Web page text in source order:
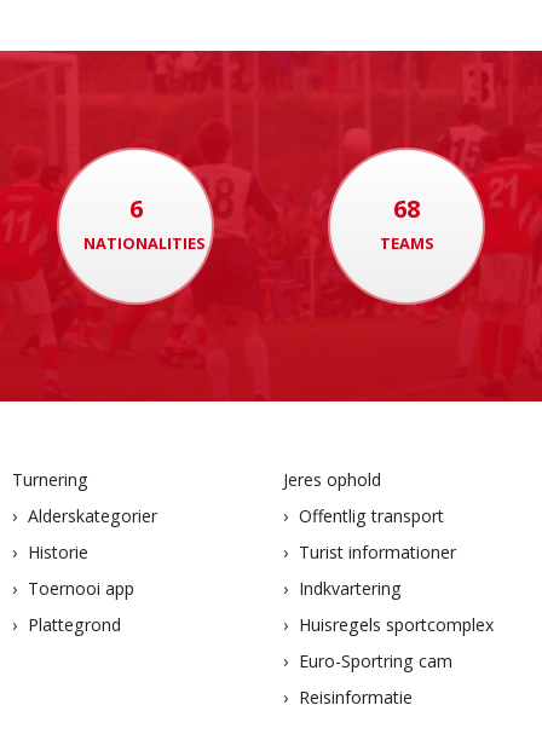
6
NATIONALITIES
68
TEAMS
Turnering
Alderskategorier
Historie
Toernooi app
Plattegrond
Jeres ophold
Offentlig transport
Turist informationer
Indkvartering
Huisregels sportcomplex
Euro-Sportring cam
Reisinformatie